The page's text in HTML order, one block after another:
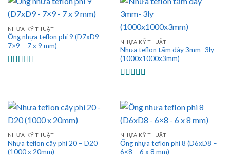
NHỰA KỸ THUẬT
Ống nhựa teflon phi 9 (D7xD9 –
7×9 – 7 x 9 mm)
NHỰA KỸ THUẬT
Nhựa teflon tấm dày 3mm- 3ly
(1000x1000x3mm)
sao
NHỰA KỸ THUẬT
Nhựa teflon cây phi 20 – D20
(1000 x 20mm)
NHỰA KỸ THUẬT
Ống nhựa teflon phi 8 (D6xD8 –
6×8 – 6 x 8 mm)